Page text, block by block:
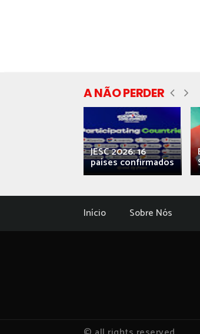
A NÃO PERDER
JESC 2026: 16
países confirmados
Início Sobre Nós